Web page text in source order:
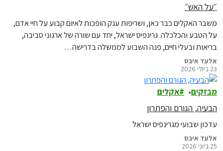
״על האש״
משבר האקלים כבר כאן, ושריפות ענק הופכות לאיום קבוע על חיי אדם,
על הטבע והכלכלה. גרינפיס ישראל, יחד עם שורה של ארגוני סביבה,
בריאות ובעלי חיים, פנה השבוע לממשלה בדרישה…
אלעד איבס
23 ביולי 2026
מבזקים אקלים
הבעיה, הגורם והפתרון
עדכון שבועי מגרינפיס ישראל
אלעד איבס
25 ביוני 2026